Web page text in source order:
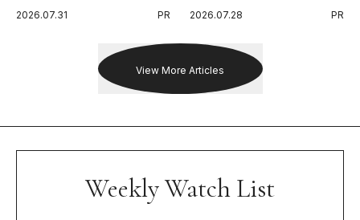
出した新機軸。
2026.07.31 PR
戦を夢見るランナーたちの奮闘
2026.07.28 PR
View More Articles
Weekly Watch List